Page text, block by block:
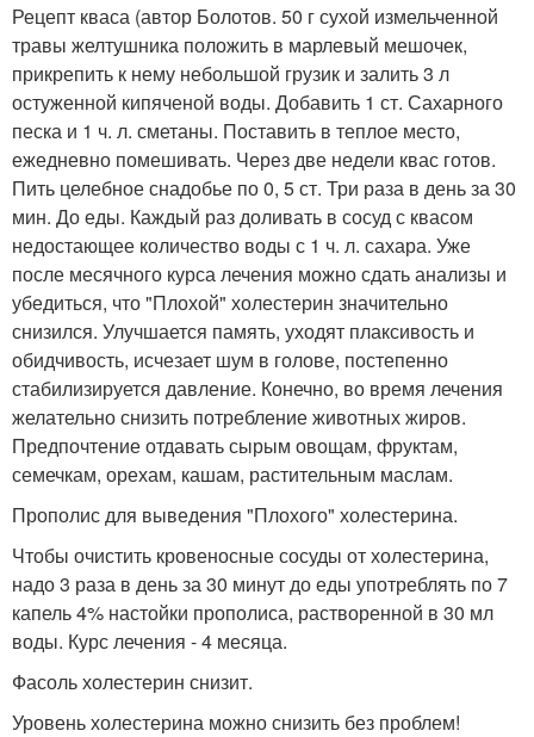
Рецепт кваса (автор Болотов. 50 г сухой измельченной
травы желтушника положить в марлевый мешочек,
прикрепить к нему небольшой грузик и залить 3 л
остуженной кипяченой воды. Добавить 1 ст. Сахарного
песка и 1 ч. л. сметаны. Поставить в теплое место,
ежедневно помешивать. Через две недели квас готов.
Пить целебное снадобье по 0, 5 ст. Три раза в день за 30
мин. До еды. Каждый раз доливать в сосуд с квасом
недостающее количество воды с 1 ч. л. сахара. Уже
после месячного курса лечения можно сдать анализы и
убедиться, что "Плохой" холестерин значительно
снизился. Улучшается память, уходят плаксивость и
обидчивость, исчезает шум в голове, постепенно
стабилизируется давление. Конечно, во время лечения
желательно снизить потребление животных жиров.
Предпочтение отдавать сырым овощам, фруктам,
семечкам, орехам, кашам, растительным маслам.
Прополис для выведения "Плохого" холестерина.
Чтобы очистить кровеносные сосуды от холестерина,
надо 3 раза в день за 30 минут до еды употреблять по 7
капель 4% настойки прополиса, растворенной в 30 мл
воды. Курс лечения - 4 месяца.
Фасоль холестерин снизит.
Уровень холестерина можно снизить без проблем!